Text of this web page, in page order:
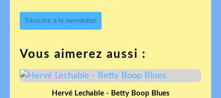
S'inscrire à la newsletter
Vous aimerez aussi :
Hervé Lechable - Betty Boop Blues